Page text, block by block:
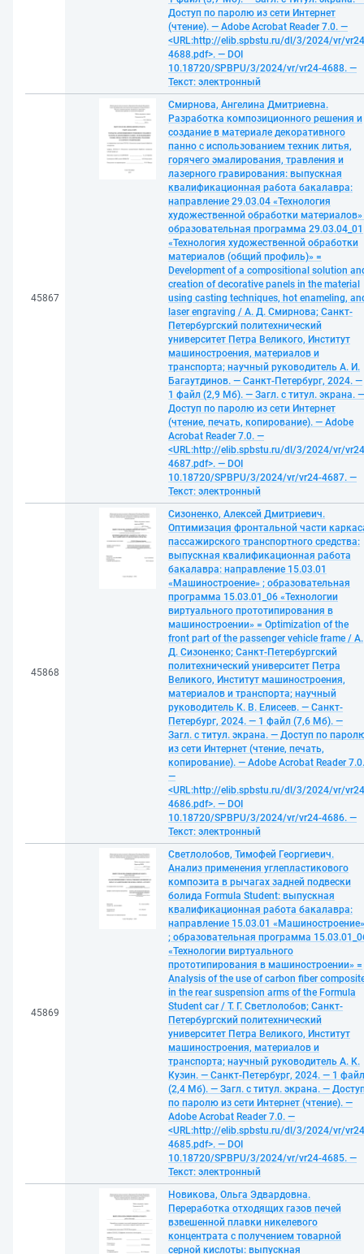
Доступ по паролю из сети Интернет
(чтение). — Adobe Acrobat Reader 7.0. —
<URL:http://elib.spbstu.ru/dl/3/2024/vr/
4688.pdf>. — DOI
10.18720/SPBPU/3/2024/vr/vr24-4688. —
Текст: электронный
45867
Смирнова, Ангелина Дмитриевна.
Разработка композиционного решения и
создание в материале декоративного
панно с использованием техник литья,
горячего эмалирования, травления и
лазерного гравирования: выпускная
квалификационная работа бакалавра:
направление 29.03.04 «Технология
художественной обработки материалов»
образовательная программа 29.03.04_01
«Технология художественной обработки
материалов (общий профиль)» =
Development of a compositional solution
creation of decorative panels in the material
using casting techniques, hot enameling,
laser engraving / А. Д. Смирнова; Санкт-
Петербургский политехнический
университет Петра Великого, Институт
машиностроения, материалов и
транспорта; научный руководитель А. И.
Багаутдинов. — Санкт-Петербург, 2024. —
1 файл (2,9 Мб). — Загл. с титул. экрана. —
Доступ по паролю из сети Интернет
(чтение, печать, копирование). — Adobe
Acrobat Reader 7.0. —
<URL:http://elib.spbstu.ru/dl/3/2024/vr/
4687.pdf>. — DOI
10.18720/SPBPU/3/2024/vr/vr24-4687. —
Текст: электронный
45868
Сизоненко, Алексей Дмитриевич.
Оптимизация фронтальной части
пассажирского транспортного средства:
выпускная квалификационная работа
бакалавра: направление 15.03.01
«Машиностроение» ; образовательная
программа 15.03.01_06 «Технологии
виртуального прототипирования в
машиностроении» = Optimization of the
front part of the passenger vehicle frame / А.
Д. Сизоненко; Санкт-Петербургский
политехнический университет Петра
Великого, Институт машиностроения,
материалов и транспорта; научный
руководитель К. В. Елисеев. — Санкт-
Петербург, 2024. — 1 файл (7,6 Мб). —
Загл. с титул. экрана. — Доступ по
из сети Интернет (чтение, печать,
копирование). — Adobe Acrobat Reader 7.0.
—
<URL:http://elib.spbstu.ru/dl/3/2024/vr/
4686.pdf>. — DOI
10.18720/SPBPU/3/2024/vr/vr24-4686. —
Текст: электронный
45869
Светлолобов, Тимофей Георгиевич.
Анализ применения углепластикового
композита в рычагах задней подвески
болида Formula Student: выпускная
квалификационная работа бакалавра:
направление 15.03.01 «Машиностроение»
; образовательная программа
«Технологии виртуального
прототипирования в машиностроении» =
Analysis of the use of carbon fiber
in the rear suspension arms of the Formula
Student car / Т. Г. Светлолобов; Санкт-
Петербургский политехнический
университет Петра Великого, Институт
машиностроения, материалов и
транспорта; научный руководитель А. К.
Кузин. — Санкт-Петербург, 2024. — 1 файл
(2,4 Мб). — Загл. с титул. экрана. —
по паролю из сети Интернет (чтение). —
Adobe Acrobat Reader 7.0. —
<URL:http://elib.spbstu.ru/dl/3/2024/vr/
4685.pdf>. — DOI
10.18720/SPBPU/3/2024/vr/vr24-4685. —
Текст: электронный
Новикова, Ольга Эдвардовна.
Переработка отходящих газов печей
взвешенной плавки никелевого
концентрата с получением товарной
серной кислоты: выпускная